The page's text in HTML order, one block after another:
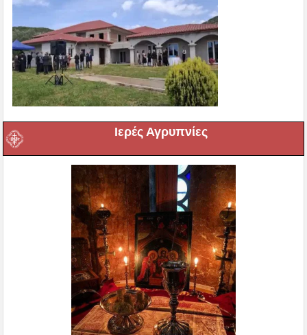
Ιερές Αγρυπνίες